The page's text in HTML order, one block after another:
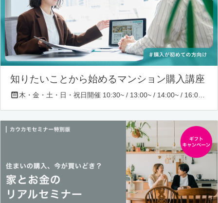
知りたいことから始めるマンション購入講座